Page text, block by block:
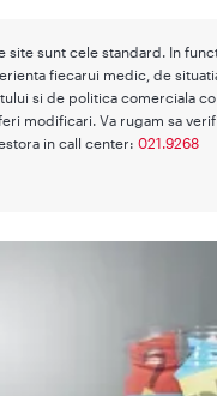
site sunt cele standard. In
fiecarui medic, de
si de politica comerciala
modificari. Va rugam sa
in call center: 021.9268